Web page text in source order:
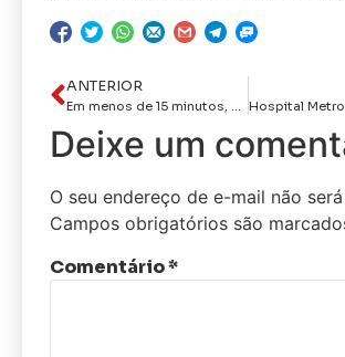
ANTERIOR
Em menos de 15 minutos, a PRF na Paraíba apreende mais três motos adulteradas e furtadas
Deixe um
O seu endereço de e-mail não
Campos obrigatórios são
Comentário*